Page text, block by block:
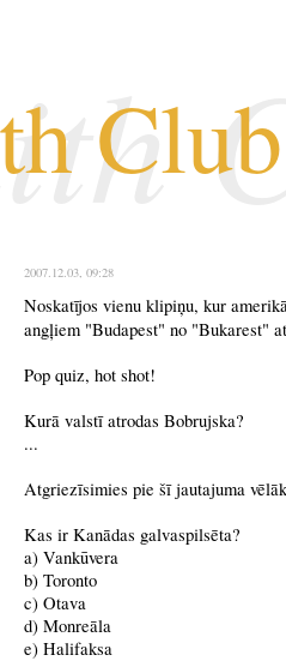
Club
2007.12.03, 09:28
Noskatījos vienu klipiņu, kur
angļiem "Budapest" no "Bukarest"
Pop quiz, hot shot!
Kurā valstī atrodas Bobrujska?
...
Atgriezīsimies pie šī jautajuma
Kas ir Kanādas galvaspilsēta?
a) Vankūvera
b) Toronto
c) Otava
d) Monreāla
e) Halifaksa